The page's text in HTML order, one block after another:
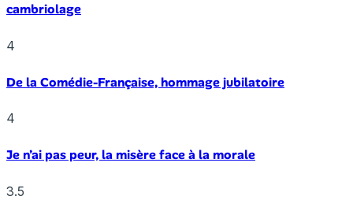
cambriolage
4
De la Comédie-Française, hommage jubilatoire
4
Je n’ai pas peur, la misère face à la morale
3.5